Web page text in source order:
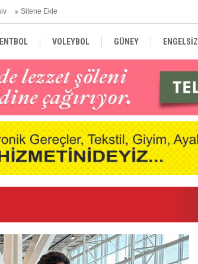
Sitene Ekle
VOLEYBOL GÜNEY ENGELSİZ